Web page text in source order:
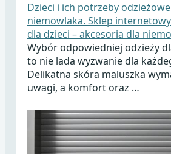
Dzieci i ich potrzeby
niemowlaka. Sklep
dla dzieci – akcesoria dla
Wybór odpowiedniej odzieży
to nie lada wyzwanie dla
Delikatna skóra maluszka
uwagi, a komfort oraz …